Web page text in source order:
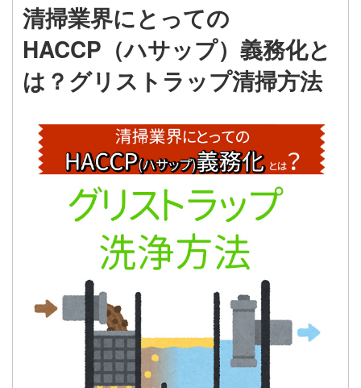
清掃業界にとっての
HACCP（ハサップ）義務化と
は？グリストラップ清掃方法